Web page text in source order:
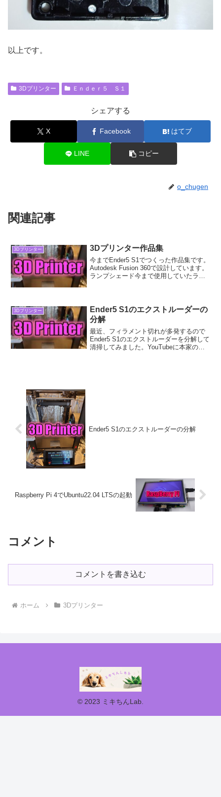
以上です。
3Dプリンター Ｅｎｄｅｒ５ Ｓ１
シェアする
X Facebook はてブ
LINE コピー
o_chugen
関連記事
3Dプリンター 3Dプリンター作品集
今までEnder5 S1でつくった作品集です。
Autodesk Fusion 360で設計しています。
ランプシェード今まで使用していたラン
3Dプリンター
Ender5 S1のエクストルーダーの
分解
最近、フィラメント切れが多発するので
Ender5 S1のエクストルーダーを分解して
清掃してみました。YouTubeに本家の動
Ender5 S1のエクストルーダーの分解
Raspberry Pi 4でUbuntu22.04 LTSの起動
コメント
コメントを書き込む
ホーム 3Dプリンター
© 2023 ミキちんLab.